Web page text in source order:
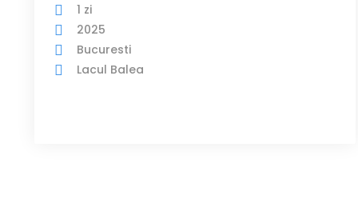
1 zi
2025
Bucuresti
Lacul Balea